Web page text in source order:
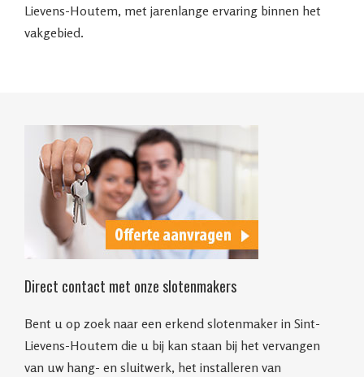
Lievens-Houtem, met jarenlange ervaring binnen het
vakgebied.
Direct contact met onze slotenmakers
Bent u op zoek naar een erkend slotenmaker in Sint-
Lievens-Houtem die u bij kan staan bij het vervangen
van uw hang- en sluitwerk, het installeren van